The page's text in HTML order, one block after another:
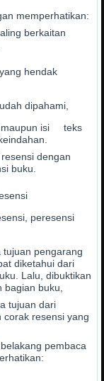
memperhatikan:
berkaitan
hendak
dipahami,
isi teks
dengan
buku.
peresensi
tujuan pengarang
diketahui dari
Lalu, dibuktikan
buku,
tujuan dari
corak resensi yang
pembaca